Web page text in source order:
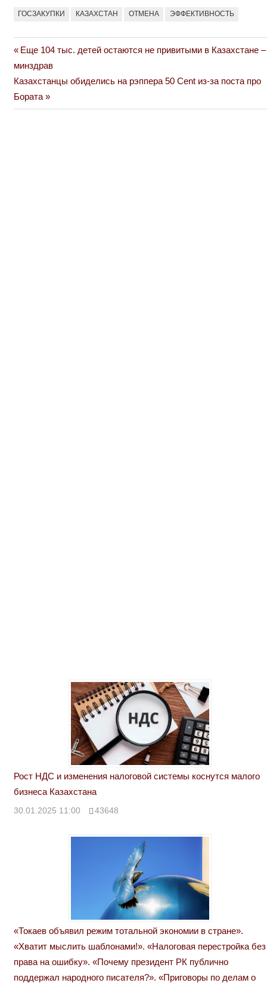
ГОСЗАКУПКИ КАЗАХСТАН ОТМЕНА ЭФФЕКТИВНОСТЬ
Навигация
по
записям
Previous
Post:
Еще 104 тыс. детей остаются не привитыми в Казахстане –
минздрав
Next
Post:
Казахстанцы обиделись на рэппера 50 Cent из-за поста про
Бората
Рост НДС и изменения налоговой системы коснутся малого
бизнеса Казахстана
30.01.2025 11:00 43648
«Токаев объявил режим тотальной экономии в стране».
«Хватит мыслить шаблонами!». «Налоговая перестройка без
права на ошибку». «Почему президент РК публично
поддержал народного писателя?». «Приговоры по делам о